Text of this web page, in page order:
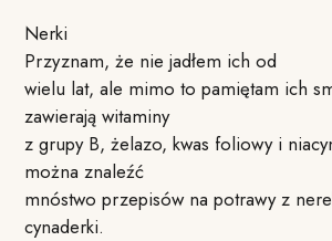
Nerki
Przyznam, że nie jadłem ich od
wielu lat, ale mimo to pamiętam ich
zawierają witaminy
z grupy B, żelazo, kwas foliowy i
można znaleźć
mnóstwo przepisów na potrawy z
cynaderki.